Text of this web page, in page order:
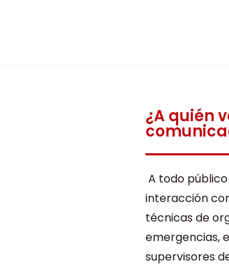
¿A quién
A todo
interacción
técnicas de
emergencias,
supervisores